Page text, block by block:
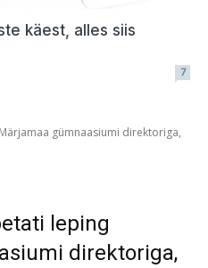
käest, alles siis
7